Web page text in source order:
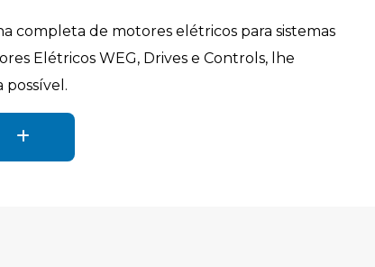
completa de motores elétricos para sistemas
Elétricos WEG, Drives e Controls, lhe